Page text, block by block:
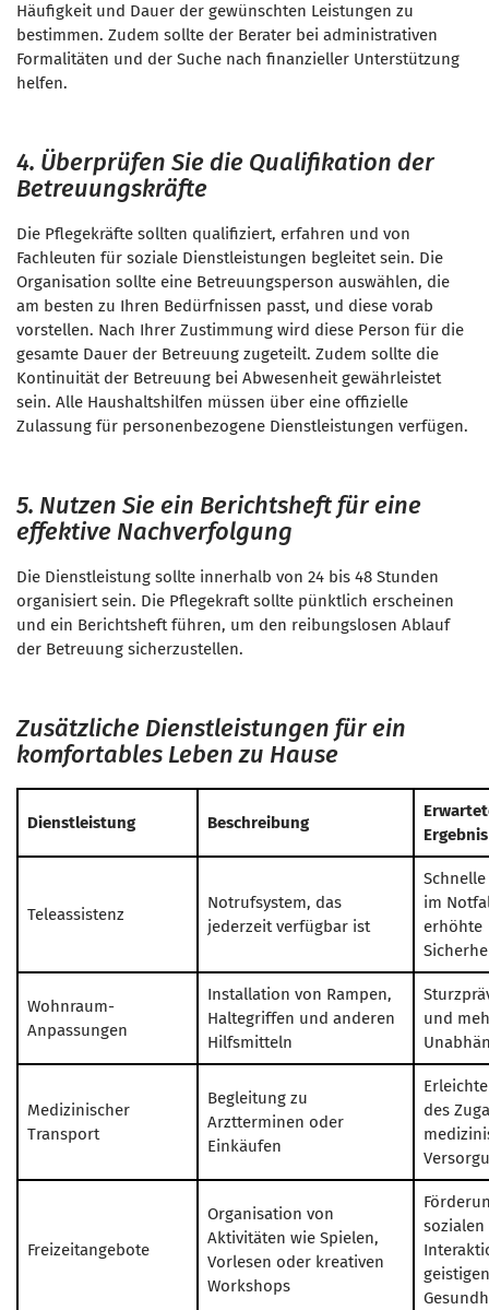
Häufigkeit und Dauer der gewünschten Leistungen zu
bestimmen. Zudem sollte der Berater bei administrativen
Formalitäten und der Suche nach finanzieller Unterstützung
helfen.
4. Überprüfen Sie die Qualifikation der
Betreuungskräfte
Die Pflegekräfte sollten qualifiziert, erfahren und von
Fachleuten für soziale Dienstleistungen begleitet sein. Die
Organisation sollte eine Betreuungsperson auswählen, die
am besten zu Ihren Bedürfnissen passt, und diese vorab
vorstellen. Nach Ihrer Zustimmung wird diese Person für die
gesamte Dauer der Betreuung zugeteilt. Zudem sollte die
Kontinuität der Betreuung bei Abwesenheit gewährleistet
sein. Alle Haushaltshilfen müssen über eine offizielle
Zulassung für personenbezogene Dienstleistungen verfügen.
5. Nutzen Sie ein Berichtsheft für eine
effektive Nachverfolgung
Die Dienstleistung sollte innerhalb von 24 bis 48 Stunden
organisiert sein. Die Pflegekraft sollte pünktlich erscheinen
und ein Berichtsheft führen, um den reibungslosen Ablauf
der Betreuung sicherzustellen.
Zusätzliche Dienstleistungen für ein
komfortables Leben zu Hause
Dienstleistung Beschreibung
Ergebnis
Teleassistenz
Notrufsystem, das
jederzeit verfügbar ist
im
erhöhte
Wohnraum-
Anpassungen
Installation von Rampen,
Haltegriffen und anderen
Hilfsmitteln
und
Medizinischer
Transport
Begleitung zu
Arztterminen oder
Einkäufen
des
Freizeitangebote
Organisation von
Aktivitäten wie Spielen,
Vorlesen oder kreativen
Workshops
sozialen
geistigen